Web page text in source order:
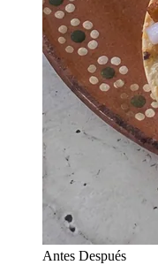
Antes Después